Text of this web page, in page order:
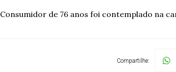
Consumidor de 76 anos foi contemplado na
Compartilhe: